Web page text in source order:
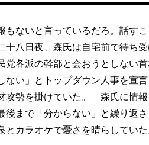
ないと言っているだろ。話す
八日夜、森氏は自宅前で待ち
党各派の幹部と会おうとしない
い」とトップダウン人事を宣
攻勢を掛けていた。 森氏に情
まで「分からない」と繰り返
カラオケで憂さを晴らしていた